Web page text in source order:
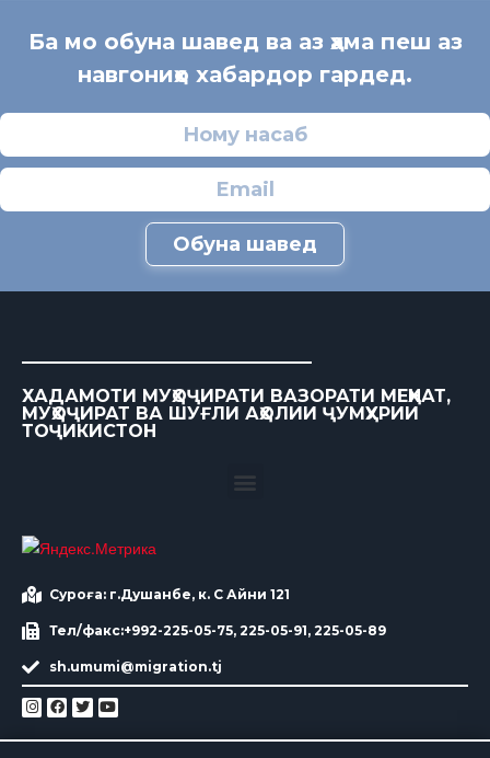
Ба мо обуна шавед ва аз ҳама пеш аз
навгониҳо хабардор гардед.
Обуна шавед
ХАДАМОТИ МУҲОҶИРАТИ ВАЗОРАТИ МЕҲНАТ,
МУҲОҶИРАТ ВА ШУҒЛИ АҲОЛИИ ҶУМҲУРИИ
ТОҶИКИСТОН
Суроға: г.Душанбе, к. С Айни 121
Тел/факс:+992-225-05-75, 225-05-91, 225-05-89
sh.umumi@migration.tj